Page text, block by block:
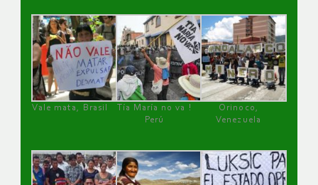
Vale mata, Brasil
Tía María no va !
Perú
Orinoco,
Venezuela